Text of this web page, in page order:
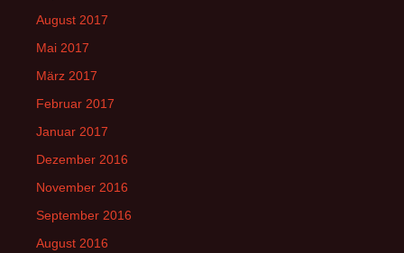
August 2017
Mai 2017
März 2017
Februar 2017
Januar 2017
Dezember 2016
November 2016
September 2016
August 2016